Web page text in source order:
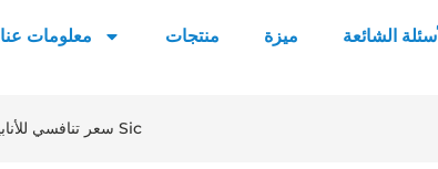
معلومات عنا منتجات ميزة الشائعة
سعر تنافسي للأنابيب الصناعية ذات درجة الحرارة العالية من كربيد السيليكون Sic